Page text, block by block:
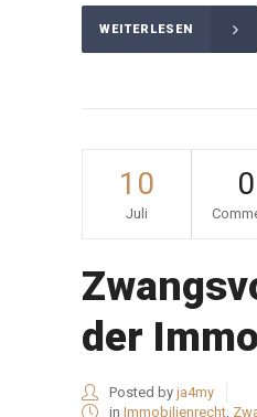
WEITERLESEN
10
Juli
0
der
Posted by ja4my
in Immobilienrecht,